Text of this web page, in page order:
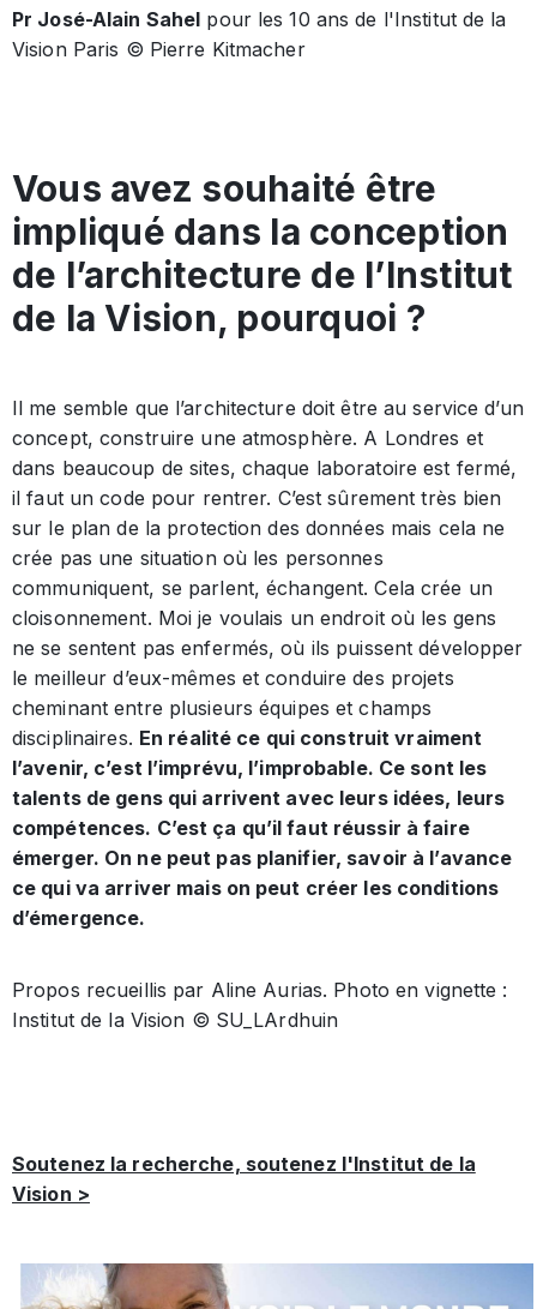
Pr José-Alain Sahel pour les 10 ans de l'Institut de la
Vision Paris © Pierre Kitmacher
Vous avez souhaité être
impliqué dans la conception
de l’architecture de l’Institut
de la Vision, pourquoi ?
Il me semble que l’architecture doit être au service d’un
concept, construire une atmosphère. A Londres et
dans beaucoup de sites, chaque laboratoire est fermé,
il faut un code pour rentrer. C’est sûrement très bien
sur le plan de la protection des données mais cela ne
crée pas une situation où les personnes
communiquent, se parlent, échangent. Cela crée un
cloisonnement. Moi je voulais un endroit où les gens
ne se sentent pas enfermés, où ils puissent développer
le meilleur d’eux-mêmes et conduire des projets
cheminant entre plusieurs équipes et champs
disciplinaires. En réalité ce qui construit vraiment
l’avenir, c’est l’imprévu, l’improbable. Ce sont les
talents de gens qui arrivent avec leurs idées, leurs
compétences. C’est ça qu’il faut réussir à faire
émerger. On ne peut pas planifier, savoir à l’avance
ce qui va arriver mais on peut créer les conditions
d’émergence.
Propos recueillis par Aline Aurias. Photo en vignette :
Institut de la Vision © SU_LArdhuin
Soutenez la recherche, soutenez l'Institut de la
Vision >